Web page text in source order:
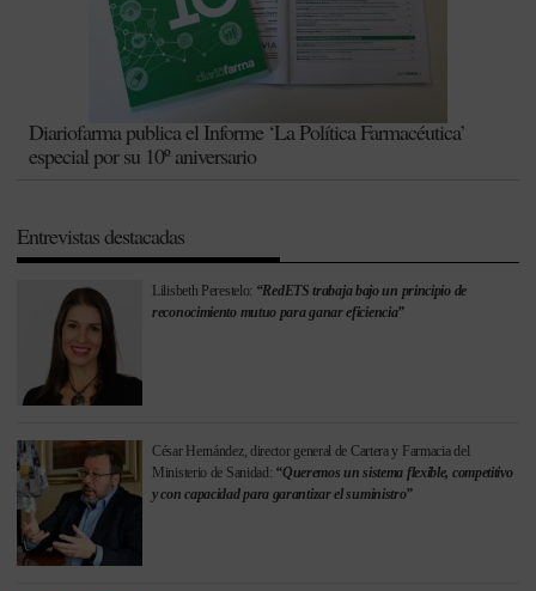
Diariofarma publica el Informe ‘La Política Farmacéutica’
especial por su 10º aniversario
Entrevistas destacadas
Lilisbeth Perestelo: “RedETS trabaja bajo un principio de
reconocimiento mutuo para ganar eficiencia”
César Hernández, director general de Cartera y Farmacia del
Ministerio de Sanidad: “Queremos un sistema flexible, competitivo
y con capacidad para garantizar el suministro”